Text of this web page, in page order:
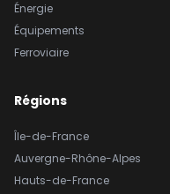
Énergie
Équipements
Ferroviaire
Régions
Île-de-France
Auvergne-Rhône-Alpes
Hauts-de-France